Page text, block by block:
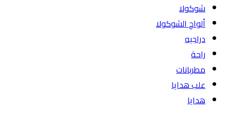
شوكولا
ألواح الشوكولا
دراجيه
راحة
مطربانات
علب هدايا
هدايا